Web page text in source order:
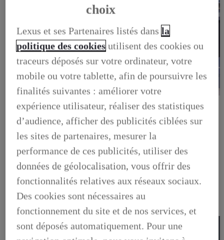
LEXUS PRÉFÉRENCE
DECOUVREZ LES VOITURES D'OCCASION
LABELLISEES LEXUS PREFERENCE
LEXUS PRÉFÉRENCE, DECOUVREZ LES VOITURES
D'OCCASION LABELLISEES LEXUS PREFERENCE
BUSINESS
LES AVANTAGES LEXUS BUSINESS
ELECTRIFIED TESTDRIVE
ELECTRIFIED PROGRAM
NOS OFFRES DU MOMENT
NOS SOLUTIONS DE FINANCEMENT
L'HYBRIDE POUR LES PROFESSIONNELS
CONTACTEZ-NOUS
choix
Lexus et ses Partenaires listés dansla
politique des cookies utilisent des cookies ou
traceurs déposés sur votre ordinateur, votre
mobile ou votre tablette, afin de poursuivre les
finalités suivantes : améliorer votre
expérience utilisateur, réaliser des statistiques
d’audience, afficher des publicités ciblées sur
les sites de partenaires, mesurer la
performance de ces publicités, utiliser des
données de géolocalisation, vous offrir des
fonctionnalités relatives aux réseaux sociaux.
Des cookies sont nécessaires au
fonctionnement du site et de nos services, et
sont déposés automatiquement. Pour une